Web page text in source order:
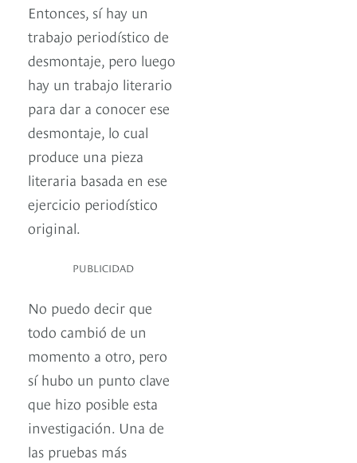
Entonces, sí hay un
trabajo periodístico de
desmontaje, pero luego
hay un trabajo literario
para dar a conocer ese
desmontaje, lo cual
produce una pieza
literaria basada en ese
ejercicio periodístico
original.
PUBLICIDAD
No puedo decir que
todo cambió de un
momento a otro, pero
sí hubo un punto clave
que hizo posible esta
investigación. Una de
las pruebas más